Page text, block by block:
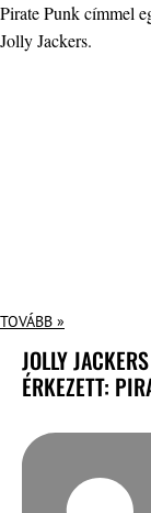
Pirate Punk címmel
Jolly Jackers.
TOVÁBB »
JOLLY
ÉRKEZETT: